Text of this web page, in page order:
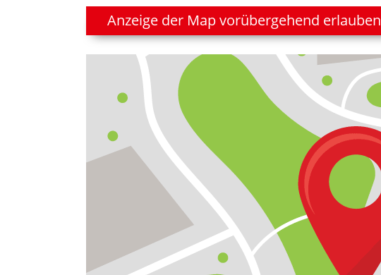
Anzeige der Map vorübergehend erlauben